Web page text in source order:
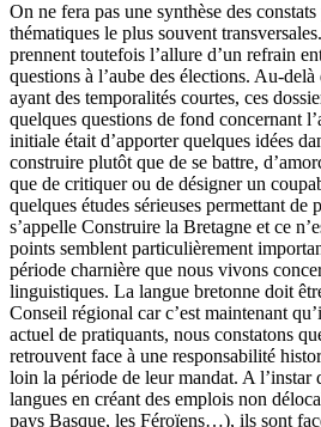
On ne fera pas une synthèse des
thématiques le plus souvent
prennent toutefois l’allure d’un refrain
questions à l’aube des élections. Au-
ayant des temporalités courtes, ces
quelques questions de fond concernant
initiale était d’apporter quelques idées
construire plutôt que de se battre,
que de critiquer ou de désigner un
quelques études sérieuses permettant de
s’appelle Construire la Bretagne et ce
points semblent particulièrement
période charnière que nous vivons
linguistiques. La langue bretonne doit
Conseil régional car c’est maintenant
actuel de pratiquants, nous constatons
retrouvent face à une responsabilité
loin la période de leur mandat. A l’instar
langues en créant des emplois non
pays Basque, les Féroïens…), ils sont